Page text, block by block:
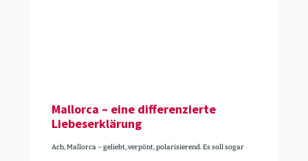
Mallorca – eine diffe­ren­zierte
Liebes­er­klärung
Ach, Mallorca – geliebt, verpönt, polarisierend. Es soll sogar